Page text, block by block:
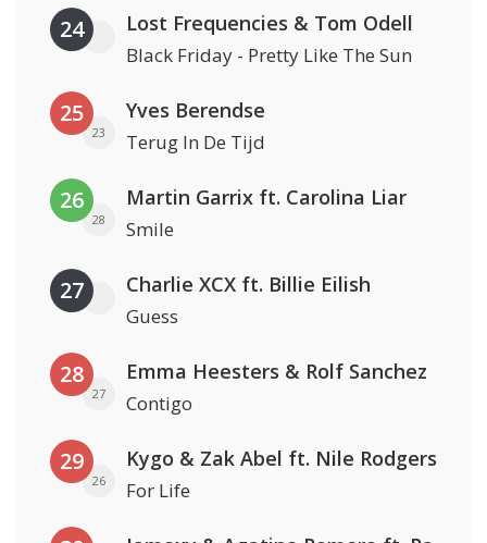
24 Lost Frequencies & Tom Odell
Black Friday - Pretty Like The Sun
25
23
Yves Berendse
Terug In De Tijd
26
28
Martin Garrix ft. Carolina Liar
Smile
27 Charlie XCX ft. Billie Eilish
Guess
28
27
Emma Heesters & Rolf Sanchez
Contigo
29
26
Kygo & Zak Abel ft. Nile Rodgers
For Life